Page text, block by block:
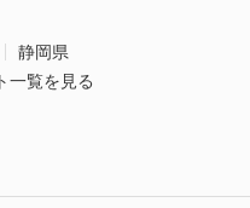
静岡県
一覧を見る